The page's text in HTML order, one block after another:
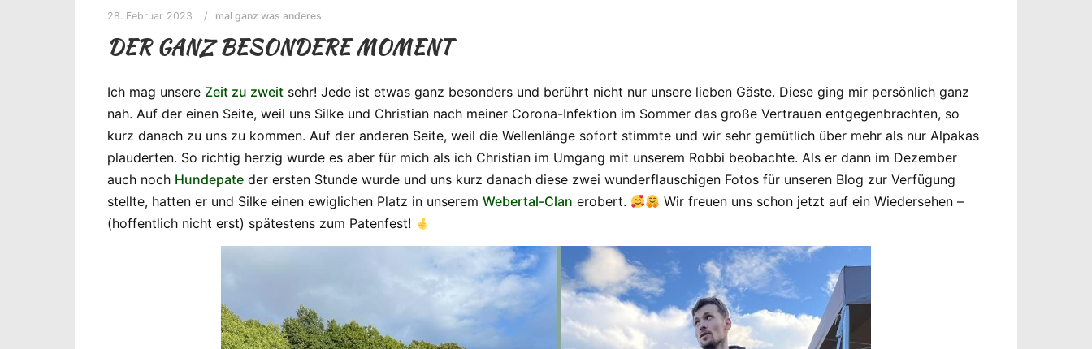
28. Februar 2023 mal ganz was anderes
DER GANZ BESONDERE MOMENT
Ich mag unsere Zeit zu zweit sehr! Jede ist etwas ganz besonders und berührt nicht nur unsere lieben Gäste. Diese ging mir persönlich ganz
nah. Auf der einen Seite, weil uns Silke und Christian nach meiner Corona-Infektion im Sommer das große Vertrauen entgegenbrachten, so
kurz danach zu uns zu kommen. Auf der anderen Seite, weil die Wellenlänge sofort stimmte und wir sehr gemütlich über mehr als nur Alpakas
plauderten. So richtig herzig wurde es aber für mich als ich Christian im Umgang mit unserem Robbi beobachte. Als er dann im Dezember
auch noch Hundepate der ersten Stunde wurde und uns kurz danach diese zwei wunderflauschigen Fotos für unseren Blog zur Verfügung
stellte, hatten er und Silke einen ewiglichen Platz in unserem Webertal-Clan erobert.
Wir freuen uns schon jetzt auf ein Wiedersehen –
(hoffentlich nicht erst) spätestens zum Patenfest!